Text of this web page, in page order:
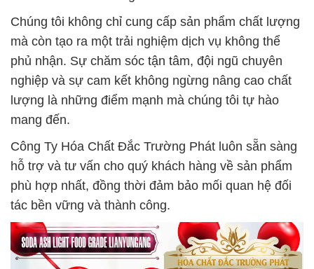
Chúng tôi không chỉ cung cấp sản phẩm chất lượng
mà còn tạo ra một trải nghiệm dịch vụ không thể
phủ nhận. Sự chăm sóc tận tâm, đội ngũ chuyên
nghiệp và sự cam kết không ngừng nâng cao chất
lượng là những điểm mạnh mà chúng tôi tự hào
mang đến.
Công Ty Hóa Chất Đắc Trường Phát luôn sẵn sàng
hỗ trợ và tư vấn cho quý khách hàng về sản phẩm
phù hợp nhất, đồng thời đảm bảo mối quan hệ đối
tác bền vững và thành công.